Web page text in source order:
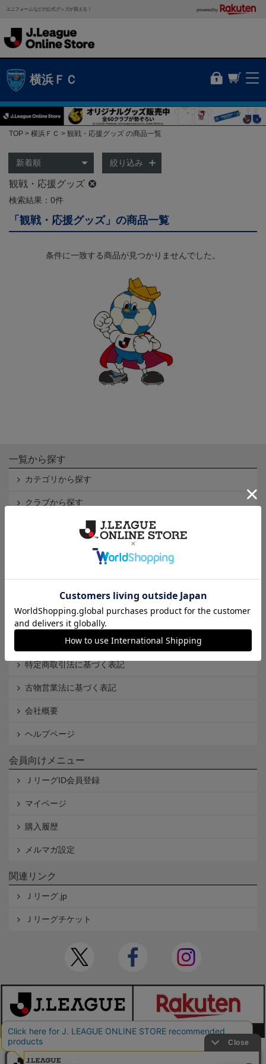
ユニフォームなどの公式グッズが買える！ powered by
横浜ＦＣ
TOP 横浜ＦＣ 観戦・応援グッズ の商品一覧
絞り込み
観戦・応援グッズ
検索結果：0件
「観戦・応援グッズ」の商品一覧
条件に一致する商品が見つかりませんでした。
一覧から探す
カテゴリから探す
クラブから探す
Ｊ2
インフォメーション
個人情報保護方針
Cookieポリシー
特定商取引法に基づく表記
古物営業法に基づく表記
会社概要
ヘルプページ
会員向けメニュー
ＪリーグID会員登録
マイページ
購入履歴
メルマガ設定
関連リンク
Ｊリーグ.jp
Ｊリーグチケット